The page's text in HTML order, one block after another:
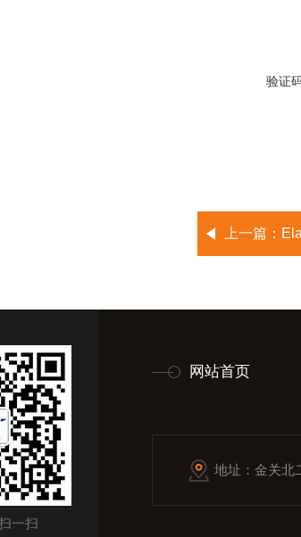
验证
上一篇：
一扫
网站首页
地址：金关北